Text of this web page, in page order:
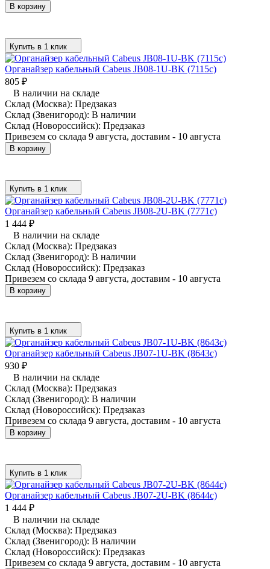
В корзину
Купить в 1 клик
Органайзер кабельный Cabeus JB08-1U-BK (7115c)
805 ₽
В наличии на складе
Склад (Москва): Предзаказ
Склад (Звенигород): В наличии
Склад (Новороссийск): Предзаказ
Привезем со склада 9 августа, доставим - 10 августа
В корзину
Купить в 1 клик
Органайзер кабельный Cabeus JB08-2U-BK (7771c)
1 444 ₽
В наличии на складе
Склад (Москва): Предзаказ
Склад (Звенигород): В наличии
Склад (Новороссийск): Предзаказ
Привезем со склада 9 августа, доставим - 10 августа
В корзину
Купить в 1 клик
Органайзер кабельный Cabeus JB07-1U-BK (8643c)
930 ₽
В наличии на складе
Склад (Москва): Предзаказ
Склад (Звенигород): В наличии
Склад (Новороссийск): Предзаказ
Привезем со склада 9 августа, доставим - 10 августа
В корзину
Купить в 1 клик
Органайзер кабельный Cabeus JB07-2U-BK (8644c)
1 444 ₽
В наличии на складе
Склад (Москва): Предзаказ
Склад (Звенигород): В наличии
Склад (Новороссийск): Предзаказ
Привезем со склада 9 августа, доставим - 10 августа